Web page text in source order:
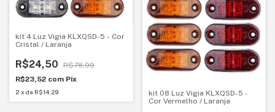
kit 4 Luz Vigia KLXQSD-5 - Cor
Cristal / Laranja
R$24,50
R$78,99
R$23,52 com Pix
2 x de R$14,29
kit 08 Luz Vigia KLXQSD-5 -
Cor Vermelho / Laranja